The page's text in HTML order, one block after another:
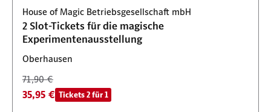
House of Magic Betriebsgesellschaft mbH
2 Slot-Tickets für die magische
Experimentenausstellung
Oberhausen
71,90 €
35,95 € Tickets 2 für 1